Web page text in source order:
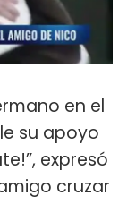
en el
su apoyo
expresó
cruzar